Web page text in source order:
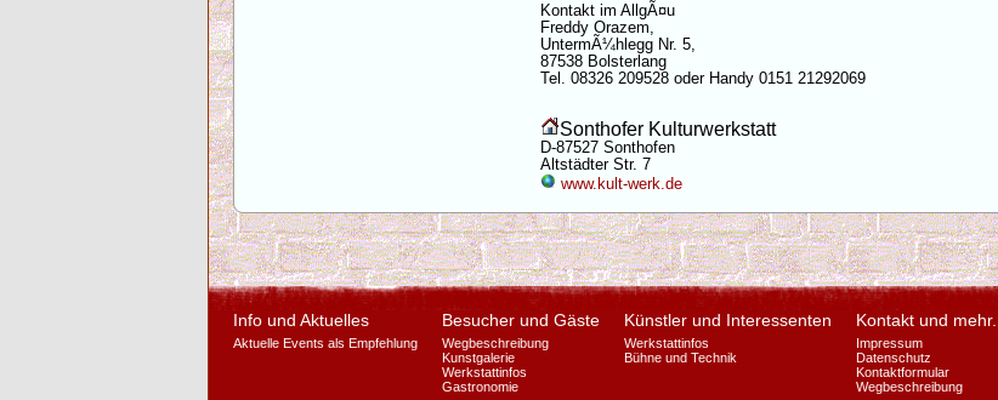
Kontakt im AllgÃ¤u
Freddy Orazem,
UntermÃ¼hlegg Nr. 5,
87538 Bolsterlang
Tel. 08326 209528 oder Handy 0151 21292069
Sonthofer Kulturwerkstatt
D-87527 Sonthofen
Altstädter Str. 7
www.kult-werk.de
Info und Aktuelles
Aktuelle Events als Empfehlung
Besucher und Gäste
Wegbeschreibung
Kunstgalerie
Werkstattinfos
Gastronomie
Künstler und Interessenten
Werkstattinfos
Bühne und Technik
Kontakt und mehr...
Impressum
Datenschutz
Kontaktformular
Wegbeschreibung